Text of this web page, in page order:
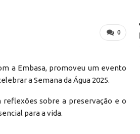
0
a Embasa, promoveu um evento
a Semana da Água 2025.
sobre a preservação e o
para a vida.